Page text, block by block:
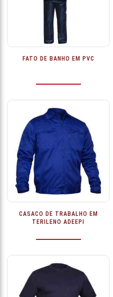
FATO DE BANHO EM PVC
CASACO DE TRABALHO EM
TERILENO ADEEPI